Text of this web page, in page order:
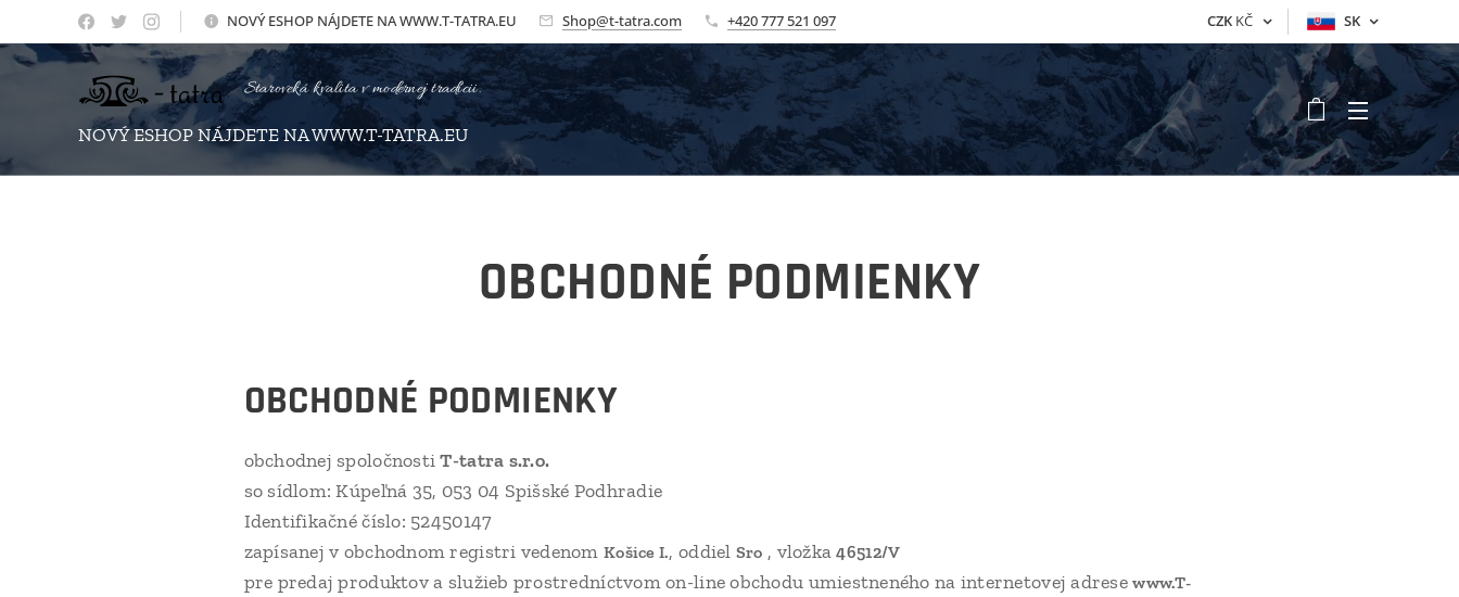
NOVÝESHOP NÁJDETE NA WWW.T-TATRA.EU Shop@t-tatra.com +420 777 521 097 CZK KČ SK
Staroveká kvalita v modernej tradícii.
NOVÝ ESHOP NÁJDETE NA WWW.T-TATRA.EU
OBCHODNÉ PODMIENKY
OBCHODNÉ PODMIENKY
obchodnej spoločnostiT-tatra s.r.o.
so sídlom: Kúpeľná 35, 053 04 Spišské Podhradie
Identifikačné číslo: 52450147
zapísanej v obchodnom registri vedenomKošice I., oddiel Sro , vložka46512/V
pre predaj produktov a služieb prostredníctvom on-line obchodu umiestneného na internetovej adresewww.T-